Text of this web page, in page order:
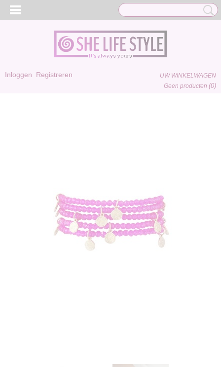
Inloggen Registreren
UW WINKELWAGEN
Geen producten (0)